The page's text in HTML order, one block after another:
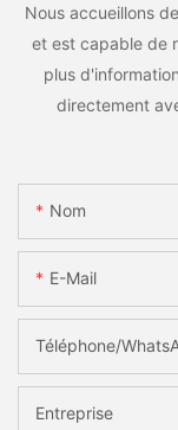
Nous accueillons
et est capable de
plus
directement
Nom
E-Mail
Téléphone/
Entreprise